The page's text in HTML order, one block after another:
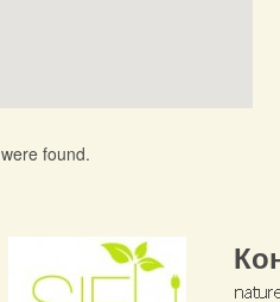
found.